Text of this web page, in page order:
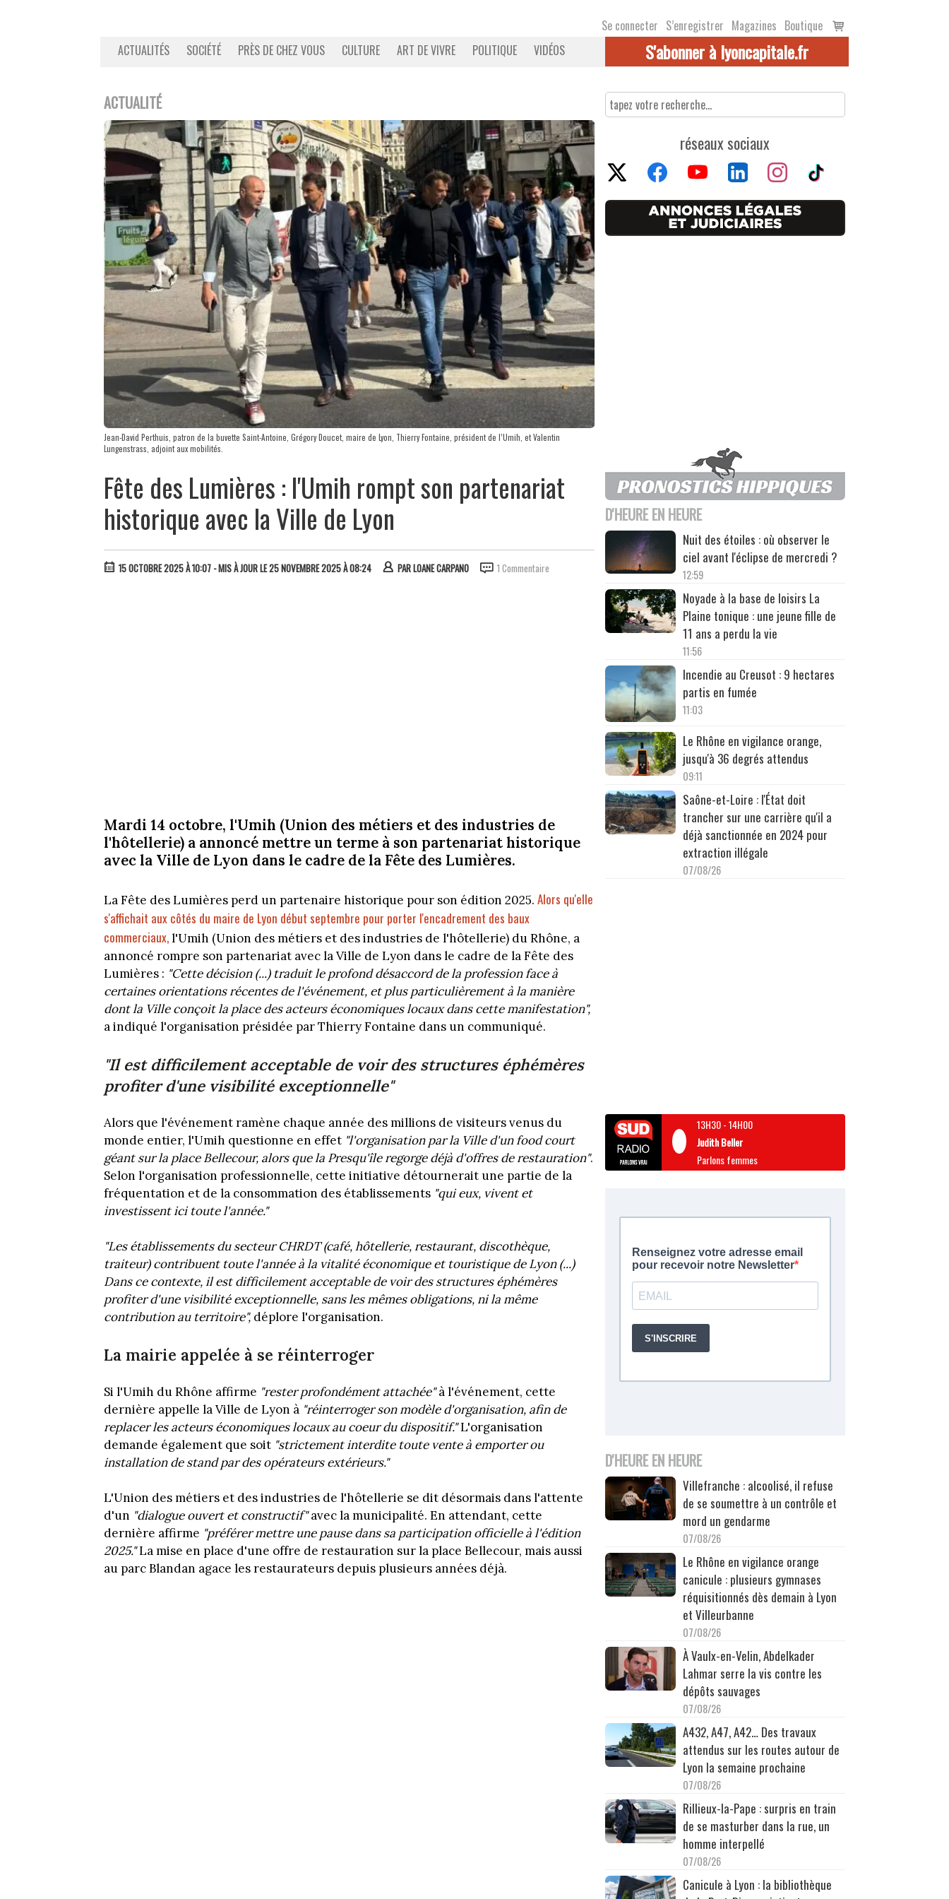
Se connecter S’enregistrer Magazines Boutique
Voir
le
ACTUALITÉS SOCIÉTÉ PRÈS DE CHEZ VOUS CULTURE ART DE VIVRE POLITIQUE VIDÉOS S'abonner à lyoncapitale.fr
ACTUALITÉ
Jean-David Perthuis, patron de la buvette Saint-Antoine, Grégory Doucet, maire de Lyon, Thierry Fontaine, président de l’Umih, et Valentin
Lungenstrass, adjoint aux mobilités.
Fête des Lumières : l'Umih rompt son partenariat
historique avec la Ville de Lyon
15 OCTOBRE 2025 À 10:07 - MIS À JOUR LE 25 NOVEMBRE 2025 À 08:24 PARLOANE CARPANO 1 Commentaire
Mardi 14 octobre, l'Umih (Union des métiers et des industries de
l'hôtellerie) a annoncé mettre un terme à son partenariat historique
avec la Ville de Lyon dans le cadre de la Fête des Lumières.
La Fête des Lumières perd un partenaire historique pour son édition 2025. Alors qu'elle
s'affichait aux côtés du maire de Lyon début septembre pour porter l'encadrement des baux
commerciaux,l'Umih (Union des métiers et des industries de l'hôtellerie) du Rhône, a
annoncé rompre son partenariat avec la Ville de Lyon dans le cadre de la Fête des
Lumières : "Cette décision (...) traduit le profond désaccord de la profession face à
certaines orientations récentes de l'événement, et plus particulièrement à la manière
dont la Ville conçoit la place des acteurs économiques locaux dans cette manifestation",
a indiqué l'organisation présidée par Thierry Fontaine dans un communiqué.
"Il est difficilement acceptable de voir des structures éphémères
profiter d'une visibilité exceptionnelle"
Alors que l'événement ramène chaque année des millions de visiteurs venus du
monde entier, l'Umih questionne en effet "l'organisation par la Ville d'un food court
géant sur la place Bellecour, alors que la Presqu'île regorge déjà d'offres de restauration".
Selon l'organisation professionnelle, cette initiative détournerait une partie de la
fréquentation et de la consommation des établissements "qui eux, vivent et
investissent ici toute l'année."
"Les établissements du secteur CHRDT (café, hôtellerie, restaurant, discothèque,
traiteur) contribuent toute l'année à la vitalité économique et touristique de Lyon (...)
Dans ce contexte, il est difficilement acceptable de voir des structures éphémères
profiter d'une visibilité exceptionnelle, sans les mêmes obligations, ni la même
contribution au territoire", déplore l'organisation.
La mairie appelée à se réinterroger
Si l'Umih du Rhône affirme "rester profondément attachée"à l'événement, cette
dernière appelle la Ville de Lyon à "réinterroger son modèle d'organisation, afin de
replacer les acteurs économiques locaux au coeur du dispositif."L'organisation
demande également que soit "strictement interdite toute vente à emporter ou
installation de stand par des opérateurs extérieurs."
L'Union des métiers et des industries de l'hôtellerie se dit désormais dans l'attente
d'un "dialogue ouvert et constructif"avec la municipalité. En attendant, cette
dernière affirme "préférer mettre une pause dans sa participation officielle à l'édition
2025."La mise en place d'une offre de restauration sur la place Bellecour, mais aussi
au parc Blandan agace les restaurateurs depuis plusieurs années déjà.
réseaux sociaux
D'HEURE EN HEURE
Nuit des étoiles : où observer le
ciel avant l'éclipse de mercredi ?
12:59
Noyade à la base de loisirs La
Plaine tonique : une jeune fille de
11 ans a perdu la vie
11:56
Incendie au Creusot : 9 hectares
partis en fumée
11:03
Le Rhône en vigilance orange,
jusqu'à 36 degrés attendus
09:11
Saône-et-Loire : l'État doit
trancher sur une carrière qu'il a
déjà sanctionnée en 2024 pour
extraction illégale
07/08/26
13H30-14H00
Judith Beller
Parlons femmes
D'HEURE EN HEURE
Villefranche : alcoolisé, il refuse
de se soumettre à un contrôle et
mord un gendarme
07/08/26
Le Rhône en vigilance orange
canicule : plusieurs gymnases
réquisitionnés dès demain à Lyon
et Villeurbanne
07/08/26
À Vaulx-en-Velin, Abdelkader
Lahmar serre la vis contre les
dépôts sauvages
07/08/26
A432, A47, A42… Des travaux
attendus sur les routes autour de
Lyon la semaine prochaine
07/08/26
Rillieux-la-Pape : surpris en train
de se masturber dans la rue, un
homme interpellé
07/08/26
Canicule à Lyon : la bibliothèque